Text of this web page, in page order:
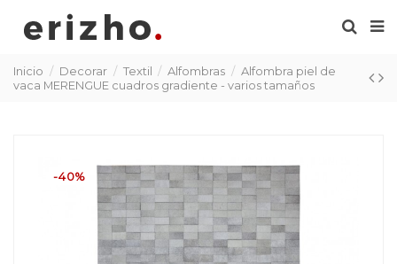
Inicio Decorar Textil Alfombras
Alfombra piel de
vaca MERENGUE cuadros gradiente - varios tamaños
-40%